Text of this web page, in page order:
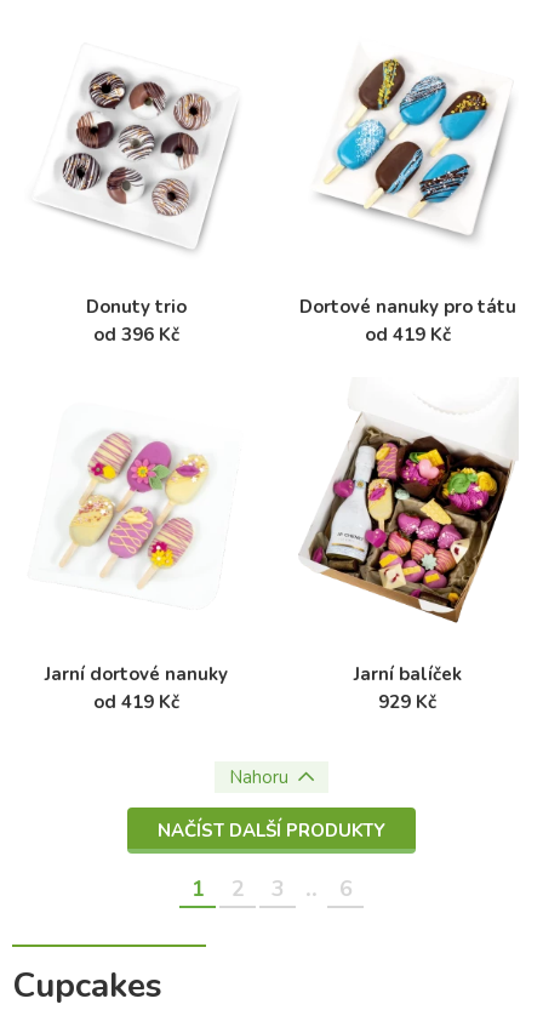
Donuty trio
od 396 Kč
Dortové nanuky pro tátu
od 419 Kč
Jarní dortové nanuky
od 419 Kč
Jarní balíček
929 Kč
Nahoru
NAČÍST DALŠÍ PRODUKTY
1 2 3 .. 6
Cupcakes